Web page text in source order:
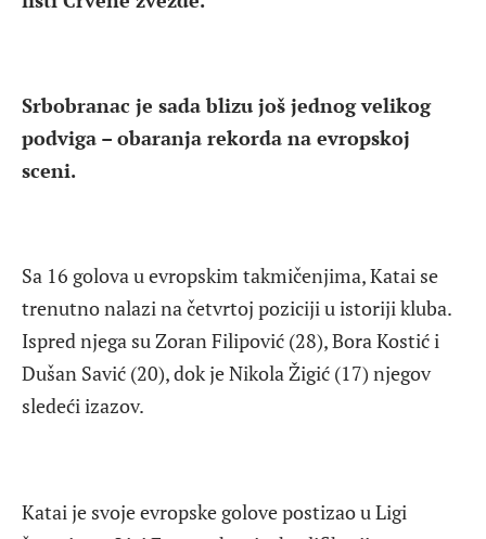
Srbobranac je sada blizu još jednog velikog
podviga – obaranja rekorda na evropskoj
sceni.
Sa 16 golova u evropskim takmičenjima, Katai se
trenutno nalazi na četvrtoj poziciji u istoriji kluba.
Ispred njega su Zoran Filipović (28), Bora Kostić i
Dušan Savić (20), dok je Nikola Žigić (17) njegov
sledeći izazov.
Katai je svoje evropske golove postizao u Ligi